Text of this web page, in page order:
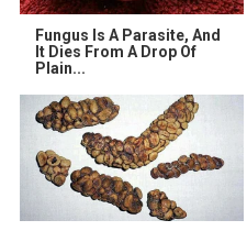
Fungus Is A Parasite, And
It Dies From A Drop Of
Plain...